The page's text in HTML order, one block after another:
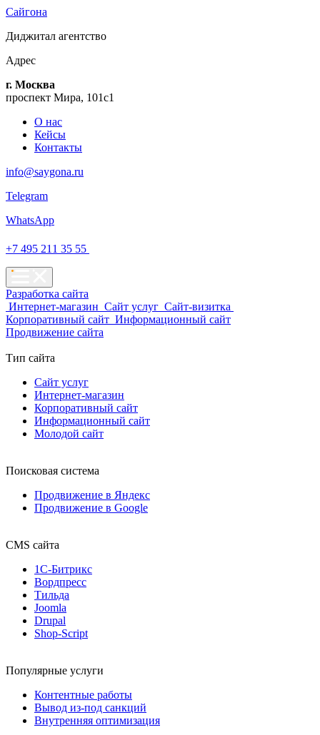
Сайгона
Диджитал агентство
Адрес
г. Москва
проспект Мира, 101с1
О нас
Кейсы
Контакты
info@saygona.ru
Telegram
WhatsApp
+7 495 211 35 55
Разработка сайта
Интернет-магазин Сайт услуг Сайт-визитка
Корпоративный сайт Информационный сайт
Продвижение сайта
Тип сайта
Сайт услуг
Интернет-магазин
Корпоративный сайт
Информационный сайт
Молодой сайт
Поисковая система
Продвижение в Яндекс
Продвижение в Google
CMS сайта
1С-Битрикс
Вордпресс
Тильда
Joomla
Drupal
Shop-Script
Популярные услуги
Контентные работы
Вывод из-под санкций
Внутренняя оптимизация